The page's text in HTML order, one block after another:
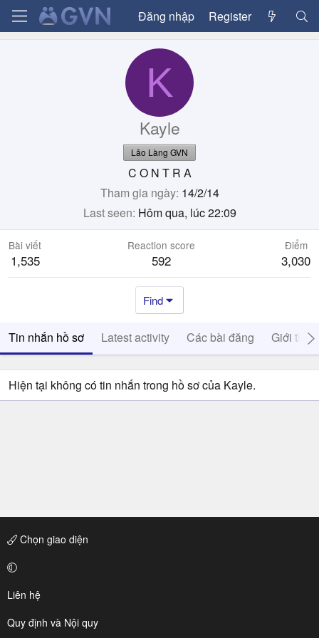
Đăng nhập Register
K
Kayle
Lão Làng GVN
C O N T R A
Tham gia ngày 14/2/14
Last seen Hôm qua, lúc 22:09
Bài viết
1,535
Reaction score
592
Điểm
3,030
Find
Tin nhắn hồ sơ Latest activity Các bài đăng Giới thiệu
Hiện tại không có tin nhắn trong hồ sơ của Kayle.
Chọn giao diện
Liên hệ
Quy định và Nội quy